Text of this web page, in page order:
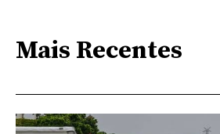
Mais Recentes